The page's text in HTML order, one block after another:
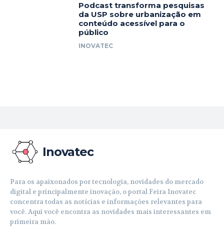
Podcast transforma pesquisas
da USP sobre urbanização em
conteúdo acessível para o
público
INOVATEC
Inovatec
Para os apaixonados por tecnologia, novidades do mercado
digital e principalmente inovação, o portal Feira Inovatec
concentra todas as notícias e informações relevantes para
você. Aqui você encontra as novidades mais interessantes em
primeira mão.